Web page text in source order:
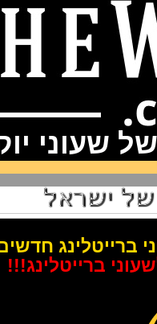
חדשים
ברייטלינג!!!